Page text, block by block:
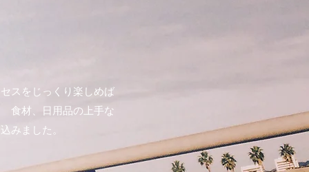
スをじっくり楽しめば
材、日用品の上手な
みました。